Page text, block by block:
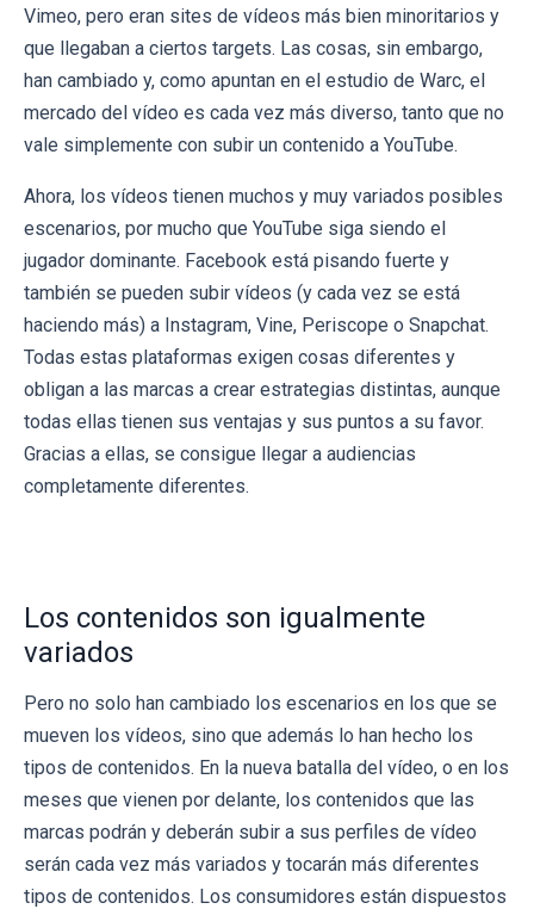
Vimeo, pero eran sites de vídeos más bien minoritarios y
que llegaban a ciertos targets. Las cosas, sin embargo,
han cambiado y, como apuntan en el estudio de Warc, el
mercado del vídeo es cada vez más diverso, tanto que no
vale simplemente con subir un contenido a YouTube.
Ahora, los vídeos tienen muchos y muy variados posibles
escenarios, por mucho que YouTube siga siendo el
jugador dominante. Facebook está pisando fuerte y
también se pueden subir vídeos (y cada vez se está
haciendo más) a Instagram, Vine, Periscope o Snapchat.
Todas estas plataformas exigen cosas diferentes y
obligan a las marcas a crear estrategias distintas, aunque
todas ellas tienen sus ventajas y sus puntos a su favor.
Gracias a ellas, se consigue llegar a audiencias
completamente diferentes.
Los contenidos son igualmente
variados
Pero no solo han cambiado los escenarios en los que se
mueven los vídeos, sino que además lo han hecho los
tipos de contenidos. En la nueva batalla del vídeo, o en los
meses que vienen por delante, los contenidos que las
marcas podrán y deberán subir a sus perfiles de vídeo
serán cada vez más variados y tocarán más diferentes
tipos de contenidos. Los consumidores están dispuestos